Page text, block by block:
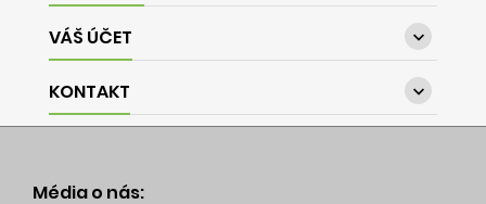
VÁŠ ÚČET 
KONTAKT 
Média o nás: